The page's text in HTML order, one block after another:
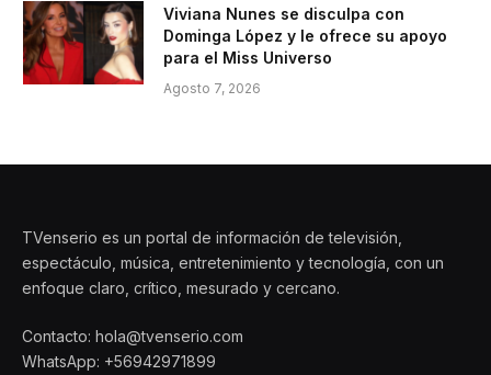
Viviana Nunes se disculpa con
Dominga López y le ofrece su apoyo
para el Miss Universo
Agosto 7, 2026
TVenserio es un portal de información de televisión,
espectáculo, música, entretenimiento y tecnología, con un
enfoque claro, crítico, mesurado y cercano.
Contacto: hola@tvenserio.com
WhatsApp: +56942971899